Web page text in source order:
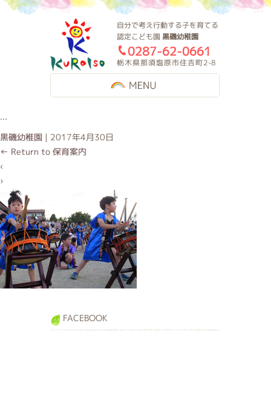
黒磯幼稚園
自分で考え行動する子を育てる
認定こども園黒磯幼稚園
0287-62-0661
栃木県那須塩原市住吉町2-8
...
黒磯幼稚園 | 2017年4月30日
← Return to 保育案内
‹
›
FACEBOOK